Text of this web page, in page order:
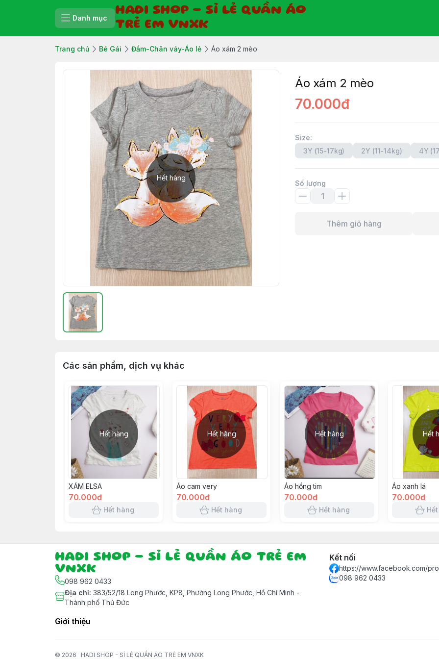
Danh mục
HADI SHOP - SỈ LẺ QUẦN ÁO
TRẺ EM VNXK
Trang chủ Bé Gái Đầm-Chân váy-Áo lẻ Áo xám 2 mèo
Hết hàng
Áo xám 2 mèo
70.000đ
Size:
3Y (15-17kg)
2Y (11-14kg) 4Y
Số lượng
Thêm giỏ hàng
Các sản phẩm, dịch vụ khác
Hết hàng
XÁM ELSA
70.000đ
Hết hàng
Hết hàng
Áo cam very
70.000đ
Hết hàng
Hết hàng
Áo hồng tim
70.000đ
Hết hàng
Hết
Áo xanh lá
70.000đ
HADI SHOP - SỈ LẺ QUẦN ÁO TRẺ EM
VNXK
098 962 0433
Địa chỉ: 383/52/18 Long Phước, KP8, Phường Long Phước, Hồ Chí Minh -
Thành phố Thủ Đức
Kết nối
https://www.facebook.com/
098 962 0433
Giới thiệu
© 2026 HADI SHOP - SỈ LẺ QUẦN ÁO TRẺ EM VNXK